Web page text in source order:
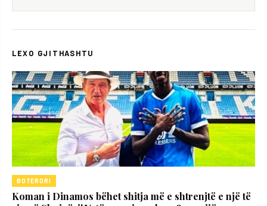
LEXO GJITHASHTU
BOTERORI
Koman i Dinamos bëhet shitja më e shtrenjtë e një të